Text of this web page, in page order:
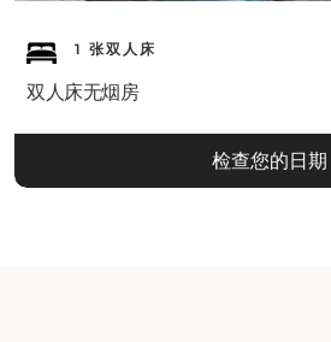
1 张双人床
双人床无烟房
检查您的日期